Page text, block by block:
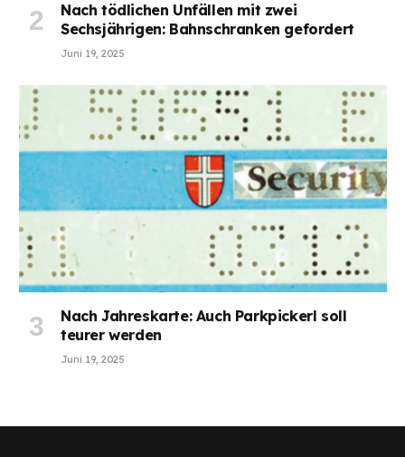
Nach tödlichen Unfällen mit zwei
Sechsjährigen: Bahnschranken gefordert
Juni 19, 2025
Nach Jahreskarte: Auch Parkpickerl soll
teurer werden
Juni 19, 2025